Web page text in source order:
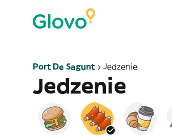
Port De Sagunt Jedzenie
Jedzenie